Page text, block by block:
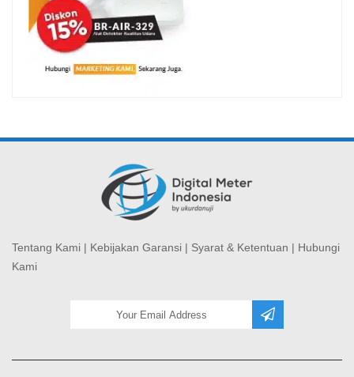
Tentang Kami | Kebijakan Garansi | Syarat & Ketentuan | Hubungi
Kami